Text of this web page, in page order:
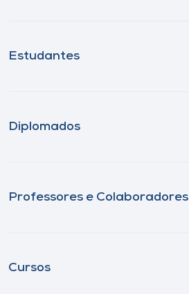
Estudantes
Diplomados
Professores e Colaboradores
Cursos